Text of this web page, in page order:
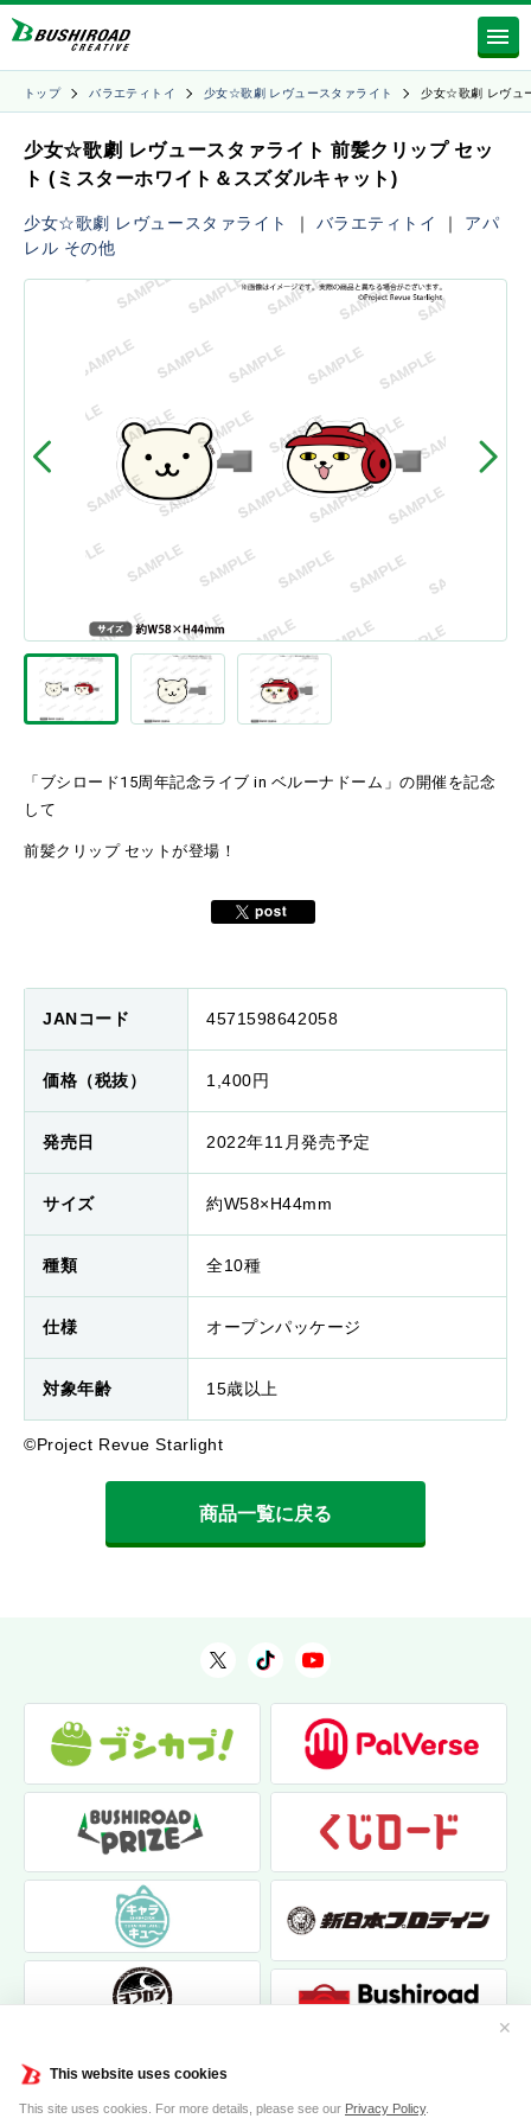
This website uses cookies
This site uses cookies. For more details, please see our Privacy Policy.
✕
トップ バラエティトイ 少女☆歌劇 レヴュースタァライト 少女☆歌劇 レヴュ
少女☆歌劇 レヴュースタァライト 前髪クリップ セッ
ト (ミスターホワイト＆スズダルキャット)
少女☆歌劇 レヴュースタァライト ｜ バラエティトイ ｜ アパ
レル その他
「ブシロード15周年記念ライブ in ベルーナドーム」の開催を記念
して
前髪クリップ セットが登場！
JANコード 4571598642058
価格（税抜） 1,400円
発売日 2022年11月発売予定
サイズ 約W58×H44mm
種類 全10種
仕様 オープンパッケージ
対象年齢 15歳以上
©Project Revue Starlight
商品一覧に戻る